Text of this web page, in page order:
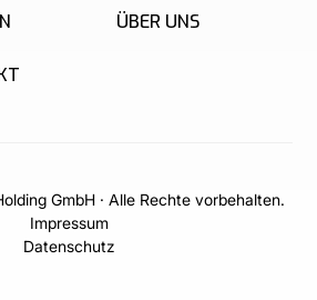
ÜBER UNS
GmbH · Alle Rechte vorbehalten.
Impressum
Datenschutz